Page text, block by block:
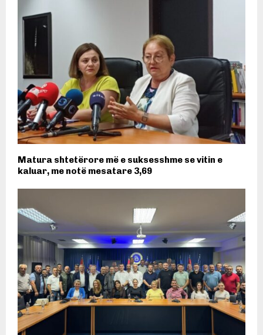
Matura shtetërore më e suksesshme se vitin e
kaluar, me notë mesatare 3,69